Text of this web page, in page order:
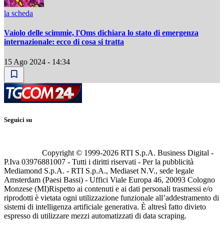
la scheda
Vaiolo delle scimmie, l'Oms dichiara lo stato di emergenza
internazionale: ecco di cosa si tratta
15 Ago 2024 - 14:34
Seguici su
Copyright © 1999-2026 RTI S.p.A. Business Digital -
P.Iva 03976881007 - Tutti i diritti riservati - Per la pubblicità
Mediamond S.p.A. - RTI S.p.A., Mediaset N.V., sede legale
Amsterdam (Paesi Bassi) - Uffici Viale Europa 46, 20093 Cologno
Monzese (MI)Rispetto ai contenuti e ai dati personali trasmessi e/o
riprodotti è vietata ogni utilizzazione funzionale all’addestramento di
sistemi di intelligenza artificiale generativa. È altresì fatto divieto
espresso di utilizzare mezzi automatizzati di data scraping.